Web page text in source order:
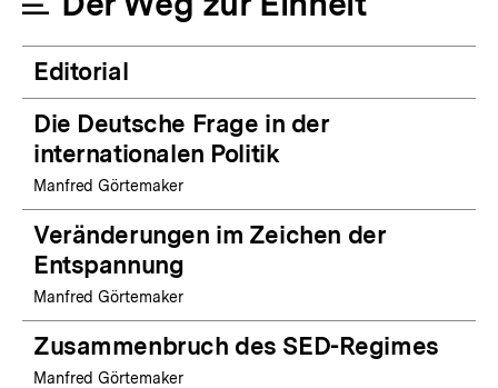
Editorial
Die Deutsche Frage in der
internationalen Politik
Manfred Görtemaker
Veränderungen im Zeichen der
Entspannung
Manfred Görtemaker
Zusammenbruch des SED-Regimes
Manfred Görtemaker